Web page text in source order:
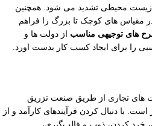
زیست محیطی تشدید می شود. همچنین
مقیاس های کوچک تا بزرگ را فراهم
های توجیهی مناسب از دولت ها و
را برای ایجاد کسب کار بدست اورد.
های تجاری از طریق صنعت تزریق
است. با دنبال کردن فرآیندهای کارآمد و از